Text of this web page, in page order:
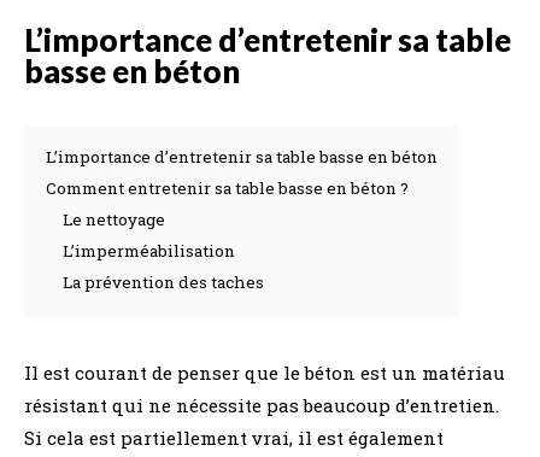
L’importance d’entretenir sa table
basse en béton
L’importance d’entretenir sa table basse en béton
Comment entretenir sa table basse en béton ?
Le nettoyage
L’imperméabilisation
La prévention des taches
Il est courant de penser que le béton est un matériau
résistant qui ne nécessite pas beaucoup d’entretien.
Si cela est partiellement vrai, il est également